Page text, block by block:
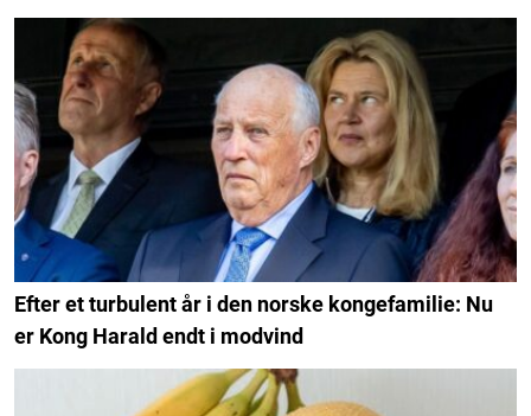
Efter et turbulent år i den norske kongefamilie: Nu
er Kong Harald endt i modvind